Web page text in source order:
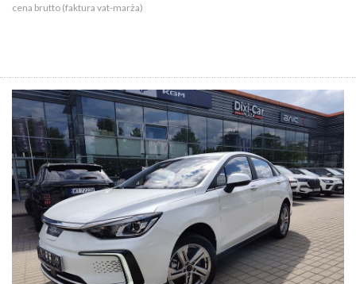
cena brutto (faktura vat-marża)